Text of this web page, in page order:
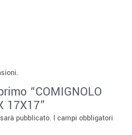
“COMIGNOLO
17X17”
pubblicato. I campi obbligatori